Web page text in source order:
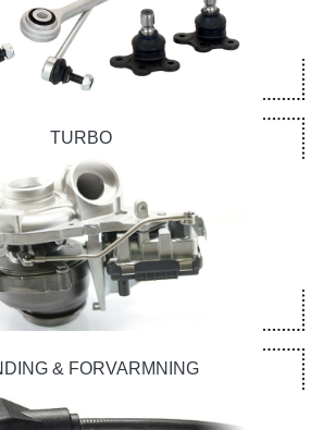
TURBO
& FORVARMNING